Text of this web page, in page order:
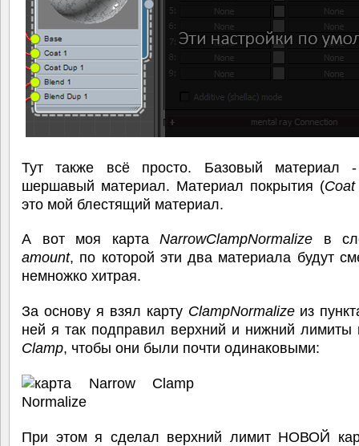
Тут также всё просто. Базовый материал
шершавый материал. Материал покрытия (
это мой блестящий материал.
А вот моя картаNarrowClampNormalize в
amount, по которой эти два материала будут
немножко хитрая.
За основу я взял карту ClampNormalizeиз
ней я так подправил верхний и нижний лимиты
Clamp, чтобы они были почти одинаковыми:
При этом я сделал верхний лимит НОВОЙ